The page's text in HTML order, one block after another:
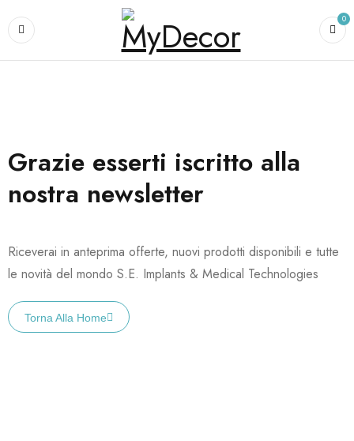
0
Grazie esserti iscritto alla
nostra newsletter
Riceverai in anteprima offerte, nuovi prodotti disponibili e tutte
le novità del mondo S.E. Implants & Medical Technologies
Torna Alla Home